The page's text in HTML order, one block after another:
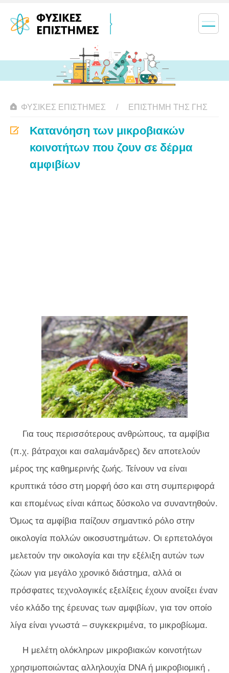
ΦΥΣΙΚΈΣ ΕΠΙΣΤΉΜΕΣ ΕΠΙΣΤΉΜΗ ΤΗΣ ΓΗΣ
Κατανόηση των μικροβιακών
κοινοτήτων που ζουν σε δέρμα
αμφιβίων
Για τους περισσότερους ανθρώπους, τα αμφίβια
(π.χ. βάτραχοι και σαλαμάνδρες) δεν αποτελούν
μέρος της καθημερινής ζωής. Τείνουν να είναι
κρυπτικά τόσο στη μορφή όσο και στη συμπεριφορά
και επομένως είναι κάπως δύσκολο να συναντηθούν.
Όμως τα αμφίβια παίζουν σημαντικό ρόλο στην
οικολογία πολλών οικοσυστημάτων. Οι ερπετολόγοι
μελετούν την οικολογία και την εξέλιξη αυτών των
ζώων για μεγάλο χρονικό διάστημα, αλλά οι
πρόσφατες τεχνολογικές εξελίξεις έχουν ανοίξει έναν
νέο κλάδο της έρευνας των αμφιβίων, για τον οποίο
λίγα είναι γνωστά – συγκεκριμένα, το μικροβίωμα.
Η μελέτη ολόκληρων μικροβιακών κοινοτήτων
χρησιμοποιώντας αλληλουχία DNA ή μικροβιομική ,